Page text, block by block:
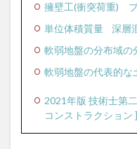
擁壁工(衝突荷重)
単位体積質量
深層
軟弱地盤の分布域の
軟弱地盤の代表的な
2021年版 技術士第
コンストラクション ]